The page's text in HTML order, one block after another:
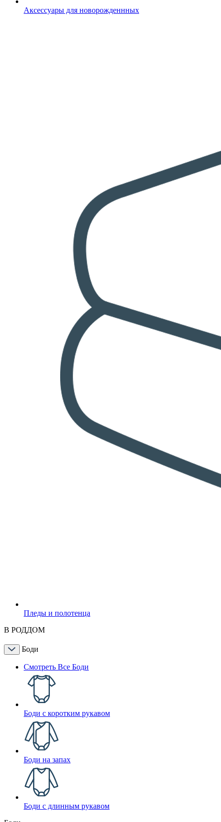
Аксессуары для новорожденнных
Пледы и полотенца
В РОДДОМ
Боди
Смотреть Все Боди
Боди с коротким рукавом
Боди на запах
Боди с длинным рукавом